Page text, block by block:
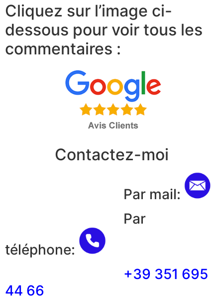
Cliquez sur l’image ci-
dessous pour voir tous les
commentaires :
Contactez-moi
Par mail:
Par
téléphone:
+39 351 695
44 66